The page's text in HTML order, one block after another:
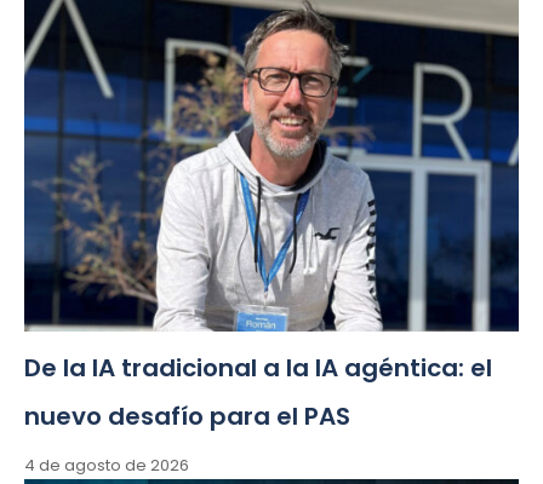
De la IA tradicional a la IA agéntica: el
nuevo desafío para el PAS
4 de agosto de 2026